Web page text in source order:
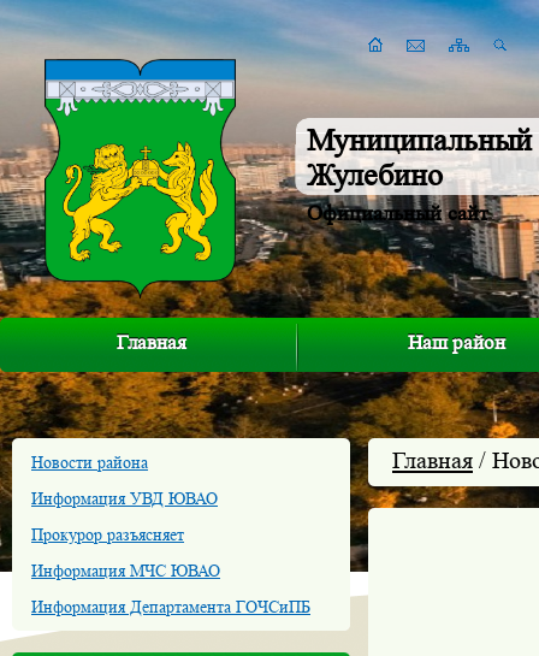
Муниципальный
Жулебино
Официальный сайт
Главная Наш район
Новости района
Информация УВД ЮВАО
Прокурор разъясняет
Информация МЧС ЮВАО
Информация Департамента ГОЧСиПБ
Главная /